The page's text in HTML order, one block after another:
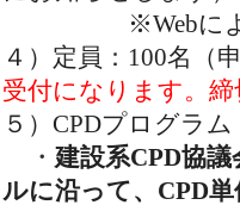
※Webによるア
４）定員：100名（
受付になります。
５）CPDプログラム
・ 建設系CPD協
ルに沿って、CPD